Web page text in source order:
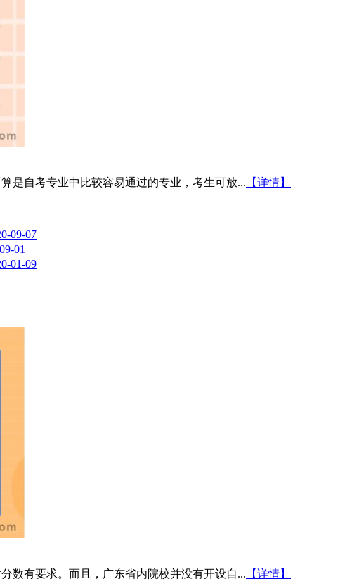
是自考专业中比较容易通过的专业，考生可放... 【详情】
09-07
01
01-09
数有要求。而且，广东省内院校并没有开设自... 【详情】